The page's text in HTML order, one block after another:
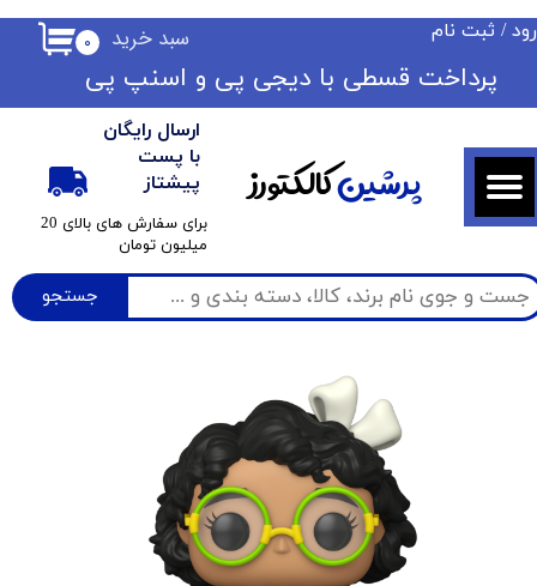
جستجو
ارسال رایگان
با پست
پیشتاز
​برای سفارش های بالای 20
میلیون تومان
۰ سبد خرید / ثبت نام
حساب کاربری من
تغییر گذر واژه
سفارشات
خروج از حساب کاربری
​​پرداخت قسطی با دیجی پی ​​​​​​​و اسنپ پی
پرشینکالکتورز